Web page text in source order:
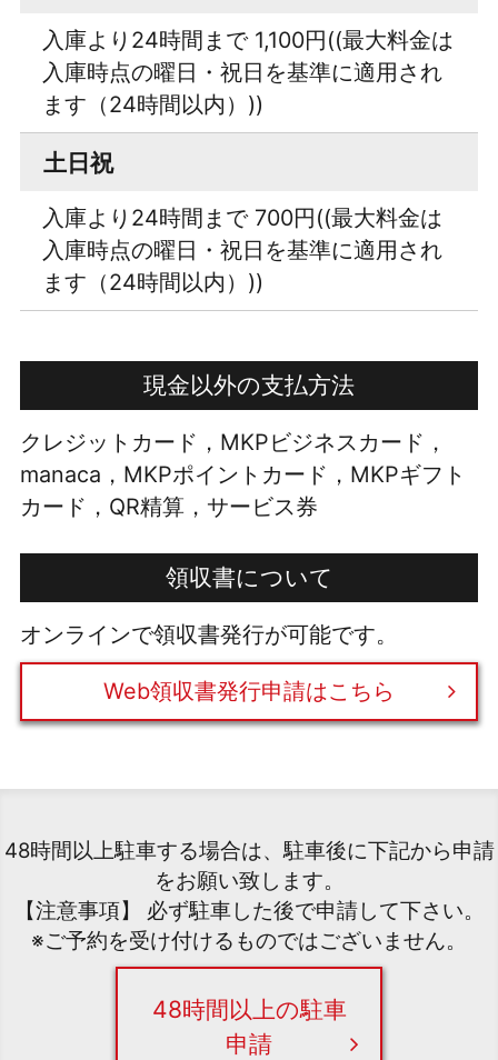
入庫より24時間まで 1,100円((最大料金は
入庫時点の曜日・祝日を基準に適用され
ます（24時間以内）))
土日祝
入庫より24時間まで 700円((最大料金は
入庫時点の曜日・祝日を基準に適用され
ます（24時間以内）))
現金以外の支払方法
クレジットカード，MKPビジネスカード，
manaca，MKPポイントカード，MKPギフト
カード，QR精算，サービス券
領収書について
オンラインで領収書発行が可能です。
Web領収書発行申請はこちら
48時間以上駐車する場合は、駐車後に下記から申請
をお願い致します。
【注意事項】 必ず駐車した後で申請して下さい。
※ご予約を受け付けるものではございません。
48時間以上の駐車
申請